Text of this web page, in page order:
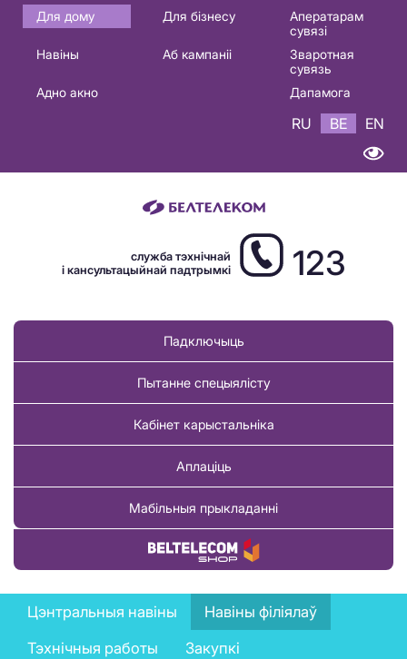
Основная
навигация
Для дому Для бізнесу
Аператарам
сувязі
Навіны
Аб кампаніі
Зваротная
сувязь
Адно акно
Дапамога
RU BE EN
служба тэхнічнай
і кансультацыйнай падтрымкі
123
Падключыць
Пытанне спецыялісту
Кабінет карыстальніка
Аплаціць
Мабільныя прыкладанні
Купіць тавар
News
menu
Цэнтральныя навіны
Навіны філіялаў
Тэхнічныя работы
Закупкі